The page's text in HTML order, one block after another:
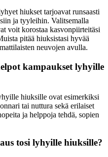
hiukset tarjoavat runsaasti
ja tyyleihin. Valitsemalla
voit korostaa kasvonpiirteitäsi
pitää hiuksistasi hyvää
neuvojen avulla.
kampaukset lyhyille
hiuksille ovat esimerkiksi
tai nuttura sekä erilaiset
ja helppoja tehdä, sopien
tosi lyhyille hiuksille?